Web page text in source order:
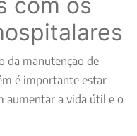
com os
da manutenção de
é importante estar
aumentar a vida útil e o